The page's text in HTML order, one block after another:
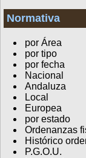
Normativa
por Área
por tipo
por fecha
Nacional
Andaluza
Local
Europea
por estado
Ordenanzas
Histórico
P.G.O.U.